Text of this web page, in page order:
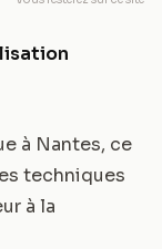
à Nantes, ce
techniques
à la